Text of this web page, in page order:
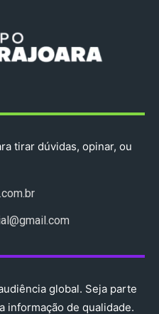
tirar dúvidas, opinar, ou
global. Seja parte
informação de qualidade.